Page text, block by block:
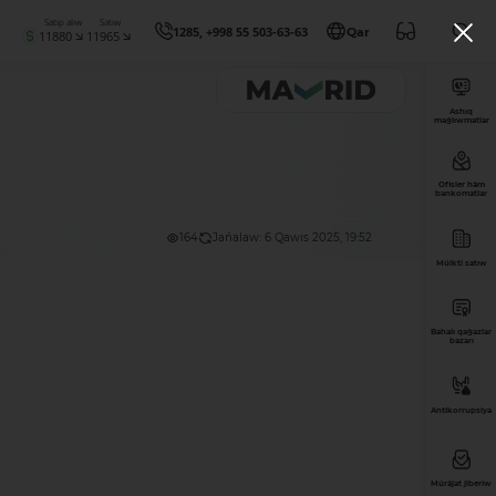
Satıp alıw
11880
Satıw
11965 1285, +998 55 503-63-63 Qar
164 Jańalaw: 6 Qawıs 2025, 19:52
Ashıq
maǵlıwmatlar
Ofisler hám
bankomatlar
Múlkti satıw
Bahalı qaǵazlar
bazarı
Antikorrupsiya
Múrájat jiberiw